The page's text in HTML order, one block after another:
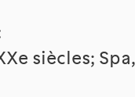
siècles; Spa,